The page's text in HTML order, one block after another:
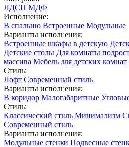
ЛДСП МДФ
Исполнение:
В спальню Встроенные Модульные
Варианты исполнения:
Встроенные шкафы в детскую
Детские столы Для комнаты
массива Мебель для детских комнат
Стиль:
Лофт Современный стиль
Варианты исполнения:
В коридор Малогабаритные
Стиль:
Классический стиль Минимализм
Современный стиль
Варианты исполнения:
Модульные стенки Подвесные